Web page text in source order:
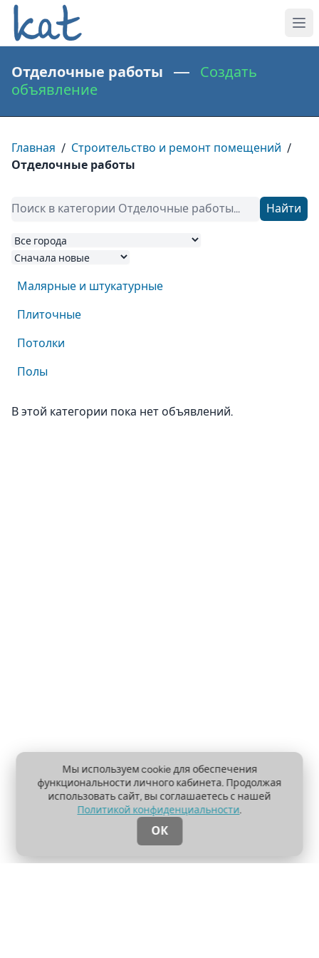
Отделочные работы — Создать
объявление
Главная / Строительство и ремонт помещений /
Отделочные работы
Найти
Малярные и штукатурные
Плиточные
Потолки
Полы
В этой категории пока нет объявлений.
Мы используем cookie для обеспечения
функциональности личного кабинета. Продолжая
использовать сайт, вы соглашаетесь с нашей
Политикой конфиденциальности.
ОК